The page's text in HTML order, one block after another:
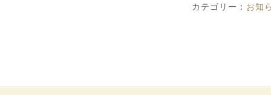
カテゴリー： お知